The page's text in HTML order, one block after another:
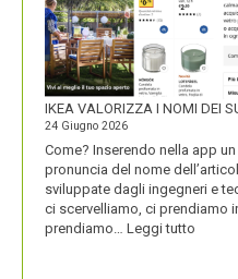
IKEA VALORIZZA I NOMI DEI
24 Giugno 2026
Come? Inserendo nella app
pronuncia del nome
sviluppate dagli ingegneri e
ci scervelliamo, ci prendiamo
prendiamo… Leggi tutto